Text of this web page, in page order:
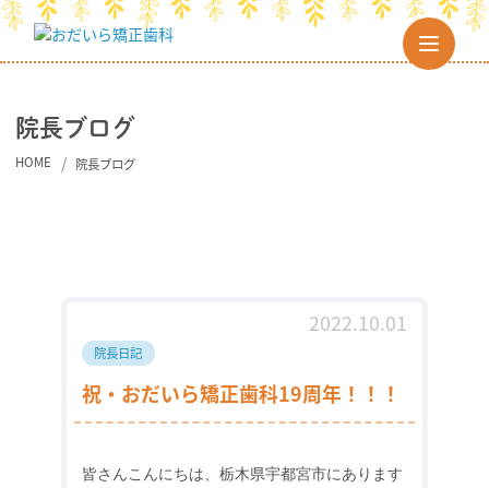
院長ブログ
HOME 院長ブログ
2022.10.01
院長日記
祝・おだいら矯正歯科19周年！！！
皆さんこんにちは、栃木県宇都宮市にあります